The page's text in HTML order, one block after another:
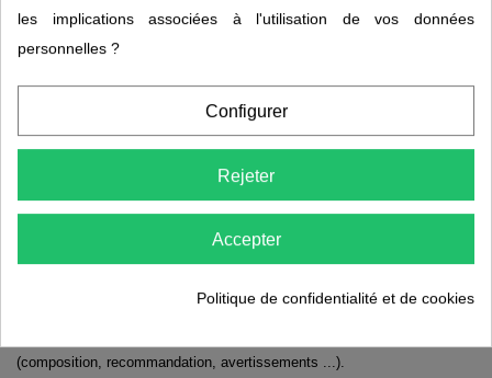
pour toutes les personnes qui ne disposent pas d'une qualité de
sommeil suffisamment bonne, les amenant à somnoler, à être fatiguées
Comment bien utiliser ?
ouvrez et laissez fondre sur votre langue directement.
Quelle est la composition de ce complément
d'exactitude sur la composition et les ingrédients, veuillez vous référer
(composition, recommandation, avertissements ...).
les implications associées à l'utilisation de vos données
personnelles ?
Configurer
Rejeter
Accepter
Politique de confidentialité et de cookies